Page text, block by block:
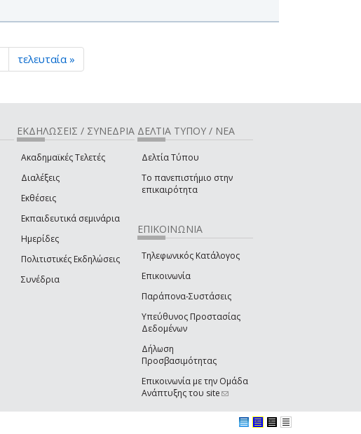
τελευταία »
ΕΚΔΗΛΩΣΕΙΣ / ΣΥΝΕΔΡΙΑ
Ακαδημαϊκές Τελετές
Διαλέξεις
Εκθέσεις
Εκπαιδευτικά σεμινάρια
Ημερίδες
Πολιτιστικές Εκδηλώσεις
Συνέδρια
ΔΕΛΤΙΑ ΤΥΠΟΥ / ΝΕΑ
Δελτία Τύπου
Το πανεπιστήμιο στην
επικαιρότητα
ΕΠΙΚΟΙΝΩΝΙΑ
Τηλεφωνικός Κατάλογος
Επικοινωνία
Παράπονα-Συστάσεις
Υπεύθυνος Προστασίας
Δεδομένων
Δήλωση
Προσβασιμότητας
Επικοινωνία με την Ομάδα
Ανάπτυξης του site(link sends e-mail)